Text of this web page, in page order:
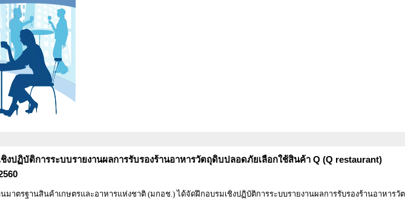
งปฏิบัติการระบบรายงานผลการรับรองร้านอาหารวัตถุดิบปลอดภัยเลือกใช้สินค้า Q (Q restaurant)
านสินค้าเกษตรและอาหารแห่งชาติ (มกอช.) ได้จัดฝึกอบรมเชิงปฏิบัติการระบบรายงานผลการรับรองร้านอาหารวั